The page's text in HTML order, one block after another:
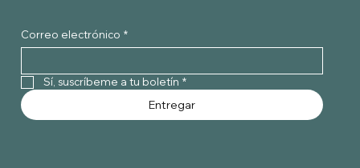
Correo electrónico *
Sí, suscríbeme a tu boletín *
Entregar